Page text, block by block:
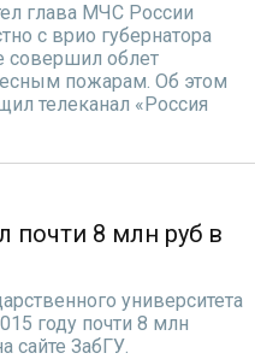
глава МЧС России
с врио губернатора
совершил облет
пожарам. Об этом
телеканал «Россия
почти 8 млн руб в
университета
году почти 8 млн
сайте ЗабГУ.